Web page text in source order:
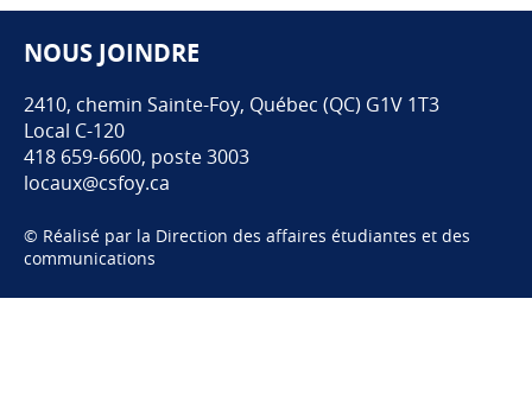
Pied de page
NOUS JOINDRE
2410, chemin Sainte-Foy, Québec (QC) G1V 1T3
Local C-120
418 659-6600, poste 3003
locaux@csfoy.ca
© Réalisé par la Direction des affaires étudiantes et des
communications